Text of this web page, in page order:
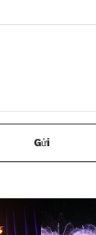
Gửi